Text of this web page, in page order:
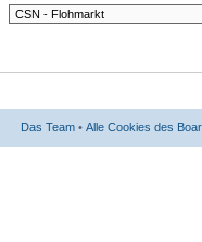
Das Team • Alle Cookies des